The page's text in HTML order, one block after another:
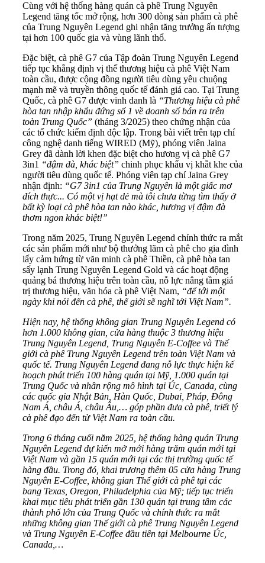
Cùng với hệ thống hàng quán cà phê Trung Nguyên
Legend tăng tốc mở rộng, hơn 300 dòng sản phẩm cà phê
của Trung Nguyên Legend ghi nhận tăng trưởng ấn tượng
tại hơn 100 quốc gia và vùng lãnh thổ.
Đặc biệt, cà phê G7 của Tập đoàn Trung Nguyên Legend
tiếp tục khẳng định vị thế thương hiệu cà phê Việt Nam
toàn cầu, được cộng đồng người tiêu dùng yêu chuộng
mạnh mẽ và truyền thông quốc tế đánh giá cao. Tại Trung
Quốc, cà phê G7 được vinh danh là “Thương hiệu cà phê
hòa tan nhập khẩu đứng số 1 về doanh số bán ra trên
toàn Trung Quốc” (tháng 3/2025) theo chứng nhận của
các tổ chức kiểm định độc lập. Trong bài viết trên tạp chí
công nghệ danh tiếng WIRED (Mỹ), phóng viên Jaina
Grey đã dành lời khen đặc biệt cho hương vị cà phê G7
3in1 “đậm đà, khác biệt” chinh phục khẩu vị khắt khe của
người tiêu dùng quốc tế. Phóng viên tạp chí Jaina Grey
nhận định: “G7 3in1 của Trung Nguyên là một giấc mơ
đích thực... Có một vị hạt dẻ mà tôi chưa từng tìm thấy ở
bất kỳ loại cà phê hòa tan nào khác, hương vị đậm đà
thơm ngon khác biệt!”
Trong năm 2025, Trung Nguyên Legend chính thức ra mắt
các sản phẩm mới như bộ thưởng lãm cà phê cho gia đình
lấy cảm hứng từ văn minh cà phê Thiền, cà phê hòa tan
sấy lạnh Trung Nguyên Legend Gold và các hoạt động
quảng bá thương hiệu trên toàn cầu, nỗ lực nâng tầm giá
trị thương hiệu, văn hóa cà phê Việt Nam, “để tới một
ngày khi nói đến cà phê, thế giới sẽ nghĩ tới Việt Nam”.
Hiện nay, hệ thống không gian Trung Nguyên Legend có
hơn 1.000 không gian, cửa hàng thuộc 3 thương hiệu
Trung Nguyên Legend, Trung Nguyên E-Coffee và Thế
giới cà phê Trung Nguyên Legend trên toàn Việt Nam và
quốc tế. Trung Nguyên Legend đang nỗ lực thực hiện kế
hoạch phát triển 100 hàng quán tại Mỹ, 1.000 quán tại
Trung Quốc và nhân rộng mô hình tại Úc, Canada, cùng
các quốc gia Nhật Bản, Hàn Quốc, Dubai, Pháp, Đông
Nam Á, châu Á, châu Âu,… góp phần đưa cà phê, triết lý
cà phê đạo đến từ Việt Nam ra toàn cầu.
Trong 6 tháng cuối năm 2025, hệ thống hàng quán Trung
Nguyên Legend dự kiến mở mới hàng trăm quán mới tại
Việt Nam và gần 15 quán mới tại các thị trường quốc tế
hàng đầu. Trong đó, khai trương thêm 05 cửa hàng Trung
Nguyên E-Coffee, không gian Thế giới cà phê tại các
bang Texas, Oregon, Philadelphia của Mỹ; tiếp tục triển
khai mục tiêu phát triển gần 130 quán tại trung tâm các
thành phố lớn của Trung Quốc và chính thức ra mắt
những không gian Thế giới cà phê Trung Nguyên Legend
và Trung Nguyên E-Coffee đầu tiên tại Melbourne Úc,
Canada,…